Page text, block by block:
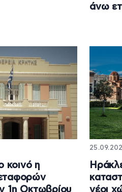
άνω
κοινό η
1η Οκτωβρίου
νέοι